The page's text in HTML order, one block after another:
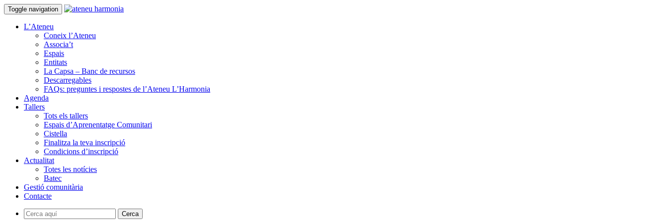
Toggle navigation
L’Ateneu
Coneix l’Ateneu
Associa’t
Espais
Entitats
La Capsa – Banc de recursos
Descarregables
FAQs: preguntes i respostes de l’Ateneu L’Harmonia
Agenda
Tallers
Tots els tallers
Espais d’Aprenentatge Comunitari
Cistella
Finalitza la teva inscripció
Condicions d’inscripció
Actualitat
Totes les notícies
Batec
Gestió comunitària
Contacte